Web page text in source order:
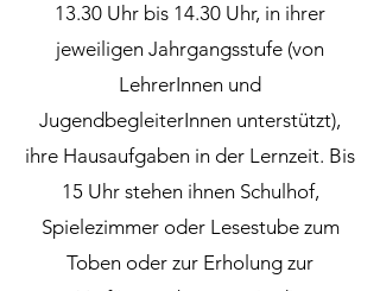
13.30 Uhr bis 14.30 Uhr, in ihrer
jeweiligen Jahrgangsstufe (von
LehrerInnen und
JugendbegleiterInnen unterstützt),
ihre Hausaufgaben in der Lernzeit. Bis
15 Uhr stehen ihnen Schulhof,
Spielezimmer oder Lesestube zum
Toben oder zur Erholung zur